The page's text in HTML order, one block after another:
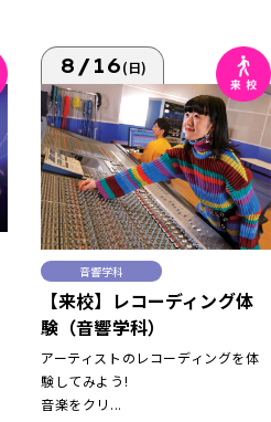
8/16(日)
音響学科
【来校】レコーディング体
験（音響学科）
アーティストのレコーディングを体
験してみよう!
音楽をクリ...